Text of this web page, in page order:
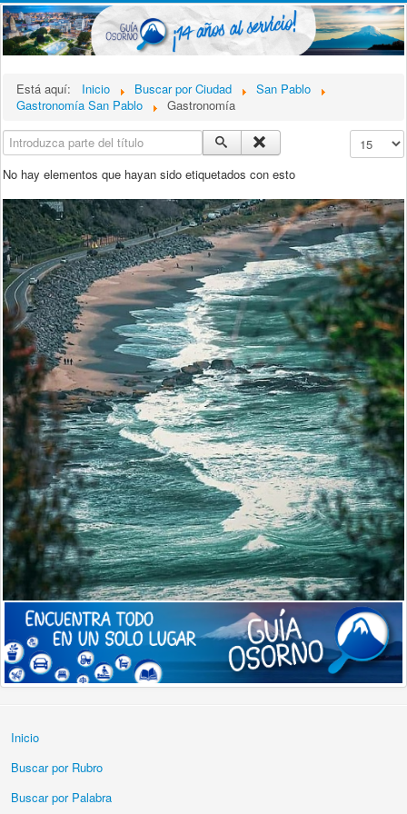
Está aquí: Inicio Buscar por Ciudad
San Pablo
Gastronomía San Pablo
Gastronomía
Introduzca parte del título
Cantidad
No hay elementos que hayan sido etiquetados con esto
Inicio
Buscar por Rubro
Buscar por Palabra